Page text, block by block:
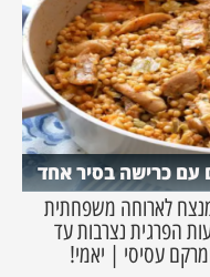
עם כרישה בסיר אחד
לארוחה משפחתית
הפרגית נצרבות עד
עסיסי | יאמי!